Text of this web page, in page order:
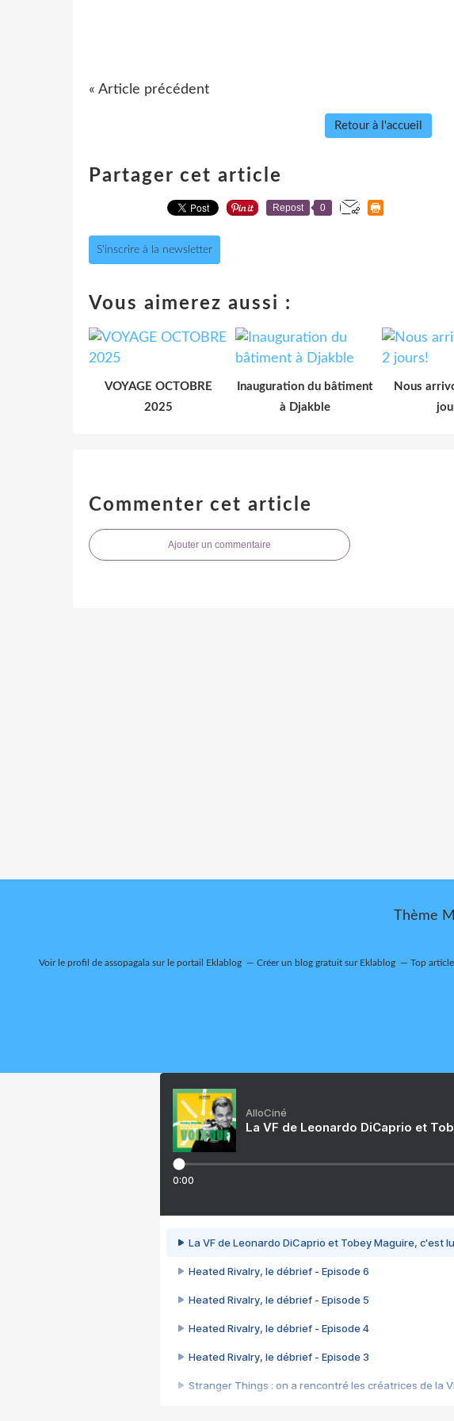
« Article précédent
Retour à l'accueil
Partager cet article
Repost 0
S'inscrire à la newsletter
Vous aimerez aussi :
VOYAGE OCTOBRE
2025
Inauguration du bâtiment
à Djakble
Nous
Commenter cet article
Ajouter un commentaire
Thème
Voir le profil de assopagala sur le portail Eklablog Créer un blog gratuit sur Eklablog Top
AlloCiné
La VF de Leonardo DiCaprio et
0:00
La VF de Leonardo DiCaprio et Tobey Maguire, c'est
Heated Rivalry, le débrief - Episode 6
Heated Rivalry, le débrief - Episode 5
Heated Rivalry, le débrief - Episode 4
Heated Rivalry, le débrief - Episode 3
Stranger Things : on a rencontré les créatrices de la